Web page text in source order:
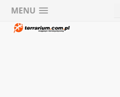
MENU